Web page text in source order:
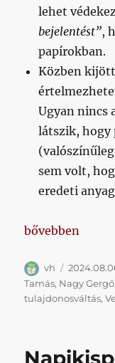
lehet
bejelentést”,
papírokban.
Közben
Ugyan nincs
látszik, hogy
sem volt,
eredeti
bővebben
Szerző
vh Közzétéve
Tamás, Nagy Gergő
tulajdonosváltás,